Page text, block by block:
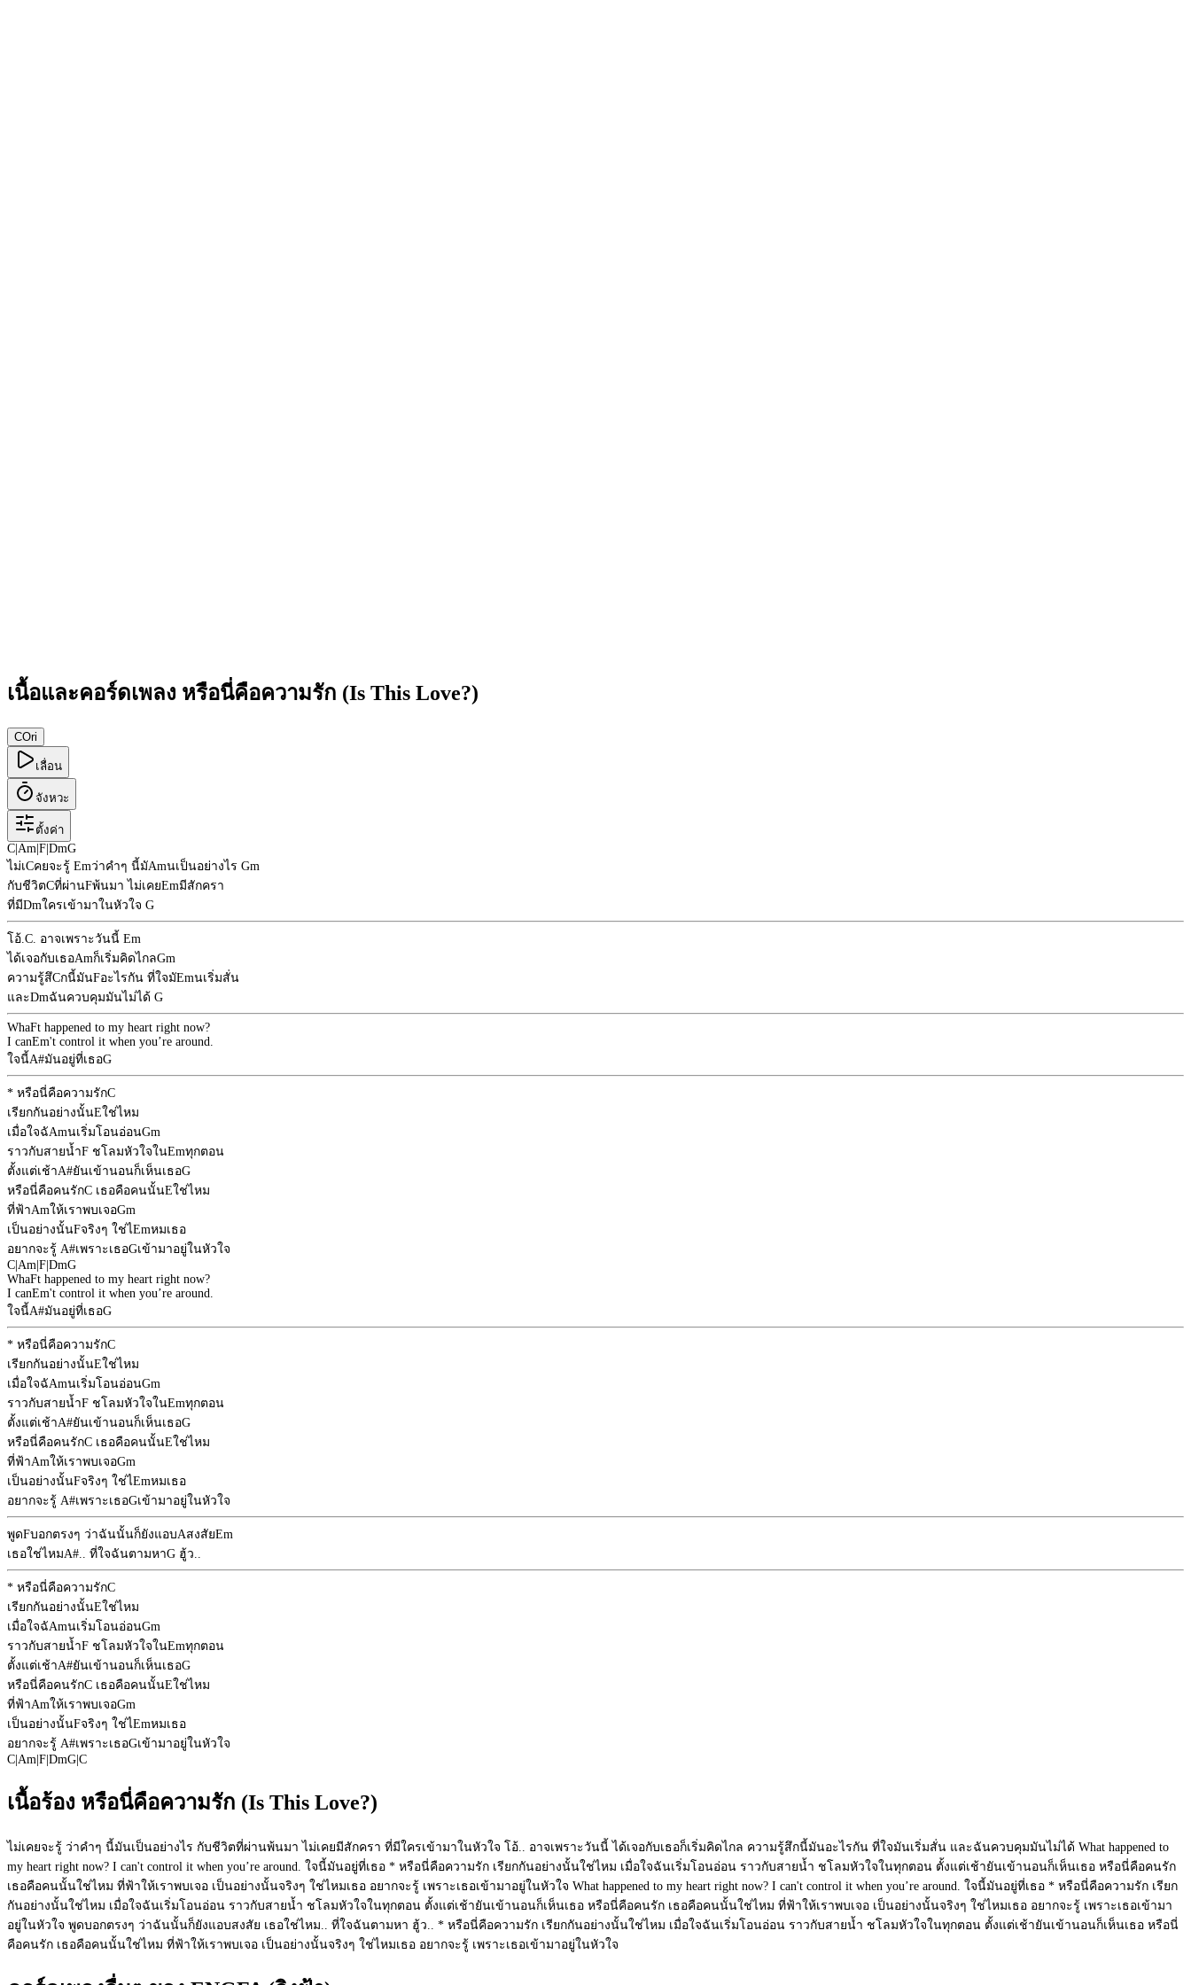
เนื้อและคอร์ดเพลง หรือนี่คือความรัก (Is This Love?)
COri
เลื่อน
จังหวะ
ตั้งค่า
C Am F DmG
ไม่เCคยจะรู้ Emว่าคำๆ นี้มัAmนเป็นอย่างไร Gm
กับชีวิตCที่ผ่านFพ้นมา ไม่เคยEmมีสักครา
ที่มีDmใครเข้ามาในหัวใจ G
โอ้.C. อาจเพราะวันนี้ Em
ได้เจอกับเธอAmก็เริ่มคิดไกลGm
ความรู้สึCกนี้มันFอะไรกัน ที่ใจมัEmนเริ่มสั่น
และDmฉันควบคุมมันไม่ได้ G
WhaFt happened to my heart right now?
I canEm't control it when you’re around.
ใจนี้A#มันอยู่ที่เธอG
* หรือนี่คือความรักC
เรียกกันอย่างนั้นEใช่ไหม
เมื่อใจฉัAmนเริ่มโอนอ่อนGm
ราวกับสายน้ำF ชโลมหัวใจในEmทุกตอน
ตั้งแต่เช้าA#ยันเข้านอนก็เห็นเธอG
หรือนี่คือคนรักC เธอคือคนนั้นEใช่ไหม
ที่ฟ้าAmให้เราพบเจอGm
เป็นอย่างนั้นFจริงๆ ใช่ไEmหมเธอ
อยากจะรู้ A#เพราะเธอGเข้ามาอยู่ในหัวใจ
C Am F DmG
WhaFt happened to my heart right now?
I canEm't control it when you’re around.
ใจนี้A#มันอยู่ที่เธอG
* หรือนี่คือความรักC
เรียกกันอย่างนั้นEใช่ไหม
เมื่อใจฉัAmนเริ่มโอนอ่อนGm
ราวกับสายน้ำF ชโลมหัวใจในEmทุกตอน
ตั้งแต่เช้าA#ยันเข้านอนก็เห็นเธอG
หรือนี่คือคนรักC เธอคือคนนั้นEใช่ไหม
ที่ฟ้าAmให้เราพบเจอGm
เป็นอย่างนั้นFจริงๆ ใช่ไEmหมเธอ
อยากจะรู้ A#เพราะเธอGเข้ามาอยู่ในหัวใจ
พูดFบอกตรงๆ ว่าฉันนั้นก็ยังแอบAสงสัยEm
เธอใช่ไหมA#.. ที่ใจฉันตามหาG ฮู้ว..
* หรือนี่คือความรักC
เรียกกันอย่างนั้นEใช่ไหม
เมื่อใจฉัAmนเริ่มโอนอ่อนGm
ราวกับสายน้ำF ชโลมหัวใจในEmทุกตอน
ตั้งแต่เช้าA#ยันเข้านอนก็เห็นเธอG
หรือนี่คือคนรักC เธอคือคนนั้นEใช่ไหม
ที่ฟ้าAmให้เราพบเจอGm
เป็นอย่างนั้นFจริงๆ ใช่ไEmหมเธอ
อยากจะรู้ A#เพราะเธอGเข้ามาอยู่ในหัวใจ
C Am F DmG C
เนื้อร้อง หรือนี่คือความรัก (Is This Love?)
ไม่เคยจะรู้ ว่าคำๆ นี้มันเป็นอย่างไร กับชีวิตที่ผ่านพ้นมา ไม่เคยมีสักครา ที่มีใครเข้ามาในหัวใจ โอ้.. อาจเพราะวันนี้ ได้เจอกับเธอก็เริ่มคิดไกล ความรู้สึกนี้มันอะไรกัน ที่ใจมันเริ่มสั่น และฉันควบคุมมันไม่ได้ What happened to
my heart right now? I can't control it when you’re around. ใจนี้มันอยู่ที่เธอ * หรือนี่คือความรัก เรียกกันอย่างนั้นใช่ไหม เมื่อใจฉันเริ่มโอนอ่อน ราวกับสายน้ำ ชโลมหัวใจในทุกตอน ตั้งแต่เช้ายันเข้านอนก็เห็นเธอ หรือนี่คือคนรัก
เธอคือคนนั้นใช่ไหม ที่ฟ้าให้เราพบเจอ เป็นอย่างนั้นจริงๆ ใช่ไหมเธอ อยากจะรู้ เพราะเธอเข้ามาอยู่ในหัวใจ What happened to my heart right now? I can't control it when you’re around. ใจนี้มันอยู่ที่เธอ * หรือนี่คือความรัก เรียก
กันอย่างนั้นใช่ไหม เมื่อใจฉันเริ่มโอนอ่อน ราวกับสายน้ำ ชโลมหัวใจในทุกตอน ตั้งแต่เช้ายันเข้านอนก็เห็นเธอ หรือนี่คือคนรัก เธอคือคนนั้นใช่ไหม ที่ฟ้าให้เราพบเจอ เป็นอย่างนั้นจริงๆ ใช่ไหมเธอ อยากจะรู้ เพราะเธอเข้ามา
อยู่ในหัวใจ พูดบอกตรงๆ ว่าฉันนั้นก็ยังแอบสงสัย เธอใช่ไหม.. ที่ใจฉันตามหา ฮู้ว.. * หรือนี่คือความรัก เรียกกันอย่างนั้นใช่ไหม เมื่อใจฉันเริ่มโอนอ่อน ราวกับสายน้ำ ชโลมหัวใจในทุกตอน ตั้งแต่เช้ายันเข้านอนก็เห็นเธอ หรือนี่
คือคนรัก เธอคือคนนั้นใช่ไหม ที่ฟ้าให้เราพบเจอ เป็นอย่างนั้นจริงๆ ใช่ไหมเธอ อยากจะรู้ เพราะเธอเข้ามาอยู่ในหัวใจ